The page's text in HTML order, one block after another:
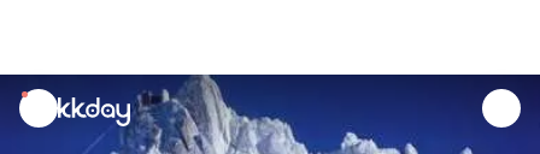
unread
notifications